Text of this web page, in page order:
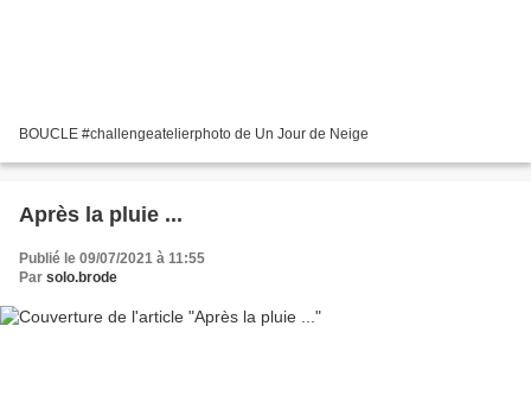
BOUCLE #challengeatelierphoto de Un Jour de Neige
Après la pluie ...
Publié le 09/07/2021 à 11:55
Par solo.brode